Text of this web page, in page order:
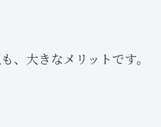
、大きなメリットです。